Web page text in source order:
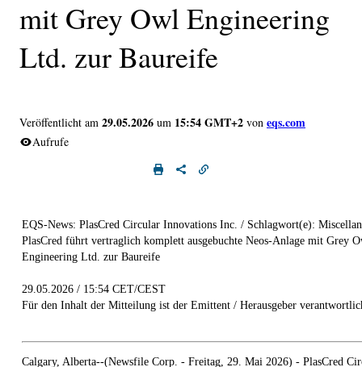
mit Grey Owl Engineering
Ltd. zur Baureife
Veröffentlicht am 29.05.2026 um 15:54 GMT+2 von eqs.com
Aufrufe
EQS-News: PlasCred Circular Innovations Inc. / Schlagwort(e):
PlasCred führt vertraglich komplett ausgebuchte Neos-Anlage mit Grey
Engineering Ltd. zur Baureife
29.05.2026 / 15:54 CET/CEST
Für den Inhalt der Mitteilung ist der Emittent / Herausgeber
Calgary, Alberta--(Newsfile Corp. - Freitag, 29. Mai 2026) - PlasCred